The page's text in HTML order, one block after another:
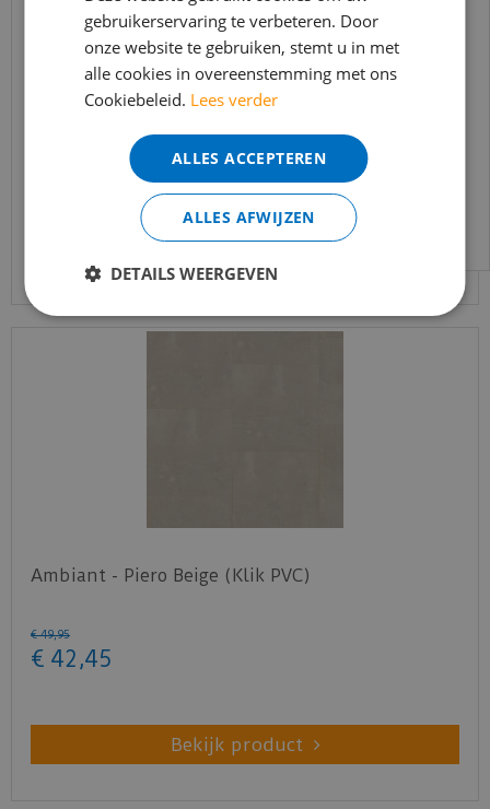
vtwonen - Royal Sun Kissed (Plak PVC)
Bekijk product
Ambiant - Piero Beige (Klik PVC)
€ 49,95
€ 42 ,45
Bekijk product
t/m 14 augustus telefonisch helaas niet
bereikbaar.
Bestelling worden uiteraard verwerkt
echter iets minder snel dan wat je van ons
gewend bent.
Voor vragen kan je ons bereiken via
info@merkvloerenwinkel.nl
gebruikerservaring te verbeteren. Door
onze website te gebruiken, stemt u in met
alle cookies in overeenstemming met ons
Cookiebeleid. Lees verder
ALLES ACCEPTEREN
ALLES AFWIJZEN
DETAILS WEERGEVEN